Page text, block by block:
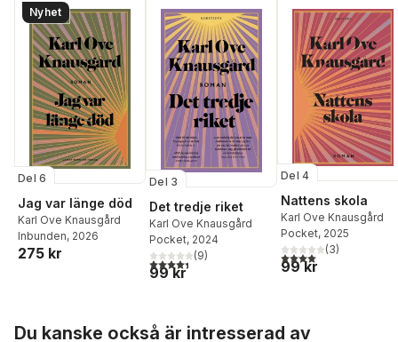
Nyhet
Del 6
Jag var länge död
Karl Ove Knausgård
Inbunden, 2026
275 kr
Del 3
Det tredje riket
Karl Ove Knausgård
Pocket, 2024
4,4utav 5 stjärnor. Totalt antal röster:
(9)
99 kr
Del 4
Nattens skola
Karl Ove Knausgård
Pocket, 2025
4,0utav 5 stjärnor.
(3)
99 kr
Du kanske också är intresserad av